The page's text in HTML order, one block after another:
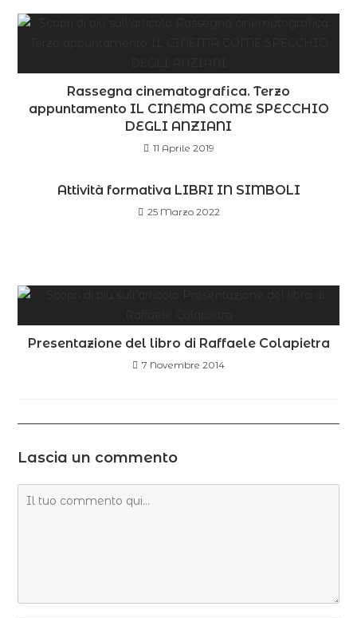
Rassegna cinematografica. Terzo
appuntamento IL CINEMA COME SPECCHIO
DEGLI ANZIANI
11 Aprile 2019
Attività formativa LIBRI IN SIMBOLI
25 Marzo 2022
Presentazione del libro di Raffaele Colapietra
7 Novembre 2014
Lascia un commento